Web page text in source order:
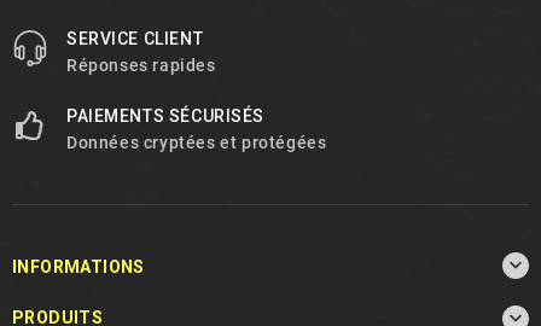
SERVICE CLIENT
Réponses rapides
PAIEMENTS SÉCURISÉS
Données cryptées et protégées
INFORMATIONS 
PRODUITS 